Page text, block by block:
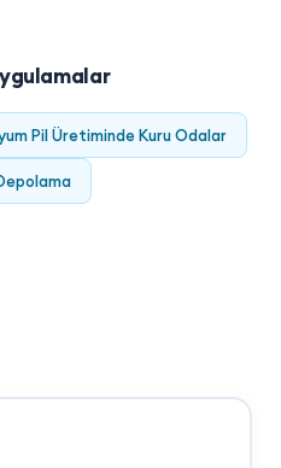
Pil Üretiminde Kuru Odalar